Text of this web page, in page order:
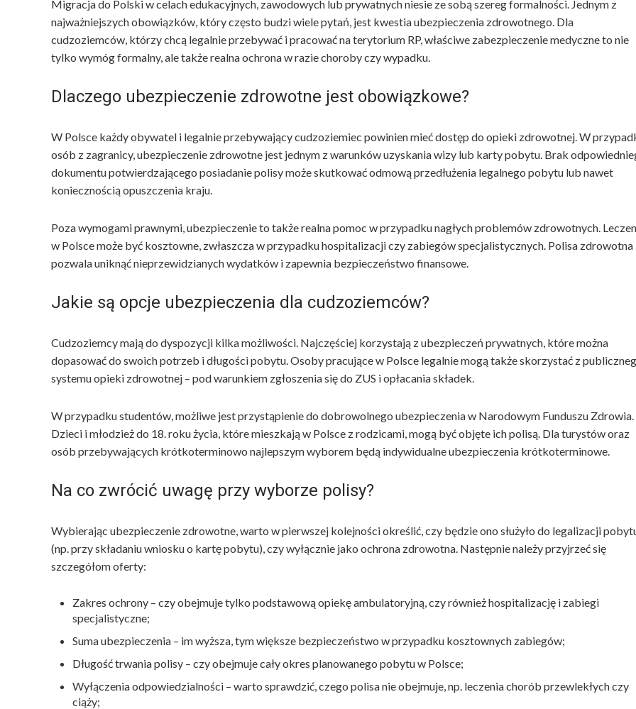
Migracja do Polski w celach edukacyjnych, zawodowych lub prywatnych niesie ze sobą szereg formalności. Jednym z
najważniejszych obowiązków, który często budzi wiele pytań, jest kwestia ubezpieczenia zdrowotnego. Dla
cudzoziemców, którzy chcą legalnie przebywać i pracować na terytorium RP, właściwe zabezpieczenie medyczne to nie
tylko wymóg formalny, ale także realna ochrona w razie choroby czy wypadku.
Dlaczego ubezpieczenie zdrowotne jest obowiązkowe?
W Polsce każdy obywatel i legalnie przebywający cudzoziemiec powinien mieć dostęp do opieki zdrowotnej. W
osób z zagranicy, ubezpieczenie zdrowotne jest jednym z warunków uzyskania wizy lub karty pobytu. Brak
dokumentu potwierdzającego posiadanie polisy może skutkować odmową przedłużenia legalnego pobytu lub nawet
koniecznością opuszczenia kraju.
Poza wymogami prawnymi, ubezpieczenie to także realna pomoc w przypadku nagłych problemów zdrowotnych.
w Polsce może być kosztowne, zwłaszcza w przypadku hospitalizacji czy zabiegów specjalistycznych. Polisa zdrowotna
pozwala uniknąć nieprzewidzianych wydatków i zapewnia bezpieczeństwo finansowe.
Jakie są opcje ubezpieczenia dla cudzoziemców?
Cudzoziemcy mają do dyspozycji kilka możliwości. Najczęściej korzystają z ubezpieczeń prywatnych, które można
dopasować do swoich potrzeb i długości pobytu. Osoby pracujące w Polsce legalnie mogą także skorzystać z
systemu opieki zdrowotnej – pod warunkiem zgłoszenia się do ZUS i opłacania składek.
W przypadku studentów, możliwe jest przystąpienie do dobrowolnego ubezpieczenia w Narodowym Funduszu Zdrowia.
Dzieci i młodzież do 18. roku życia, które mieszkają w Polsce z rodzicami, mogą być objęte ich polisą. Dla turystów oraz
osób przebywających krótkoterminowo najlepszym wyborem będą indywidualne ubezpieczenia krótkoterminowe.
Na co zwrócić uwagę przy wyborze polisy?
Wybierając ubezpieczenie zdrowotne, warto w pierwszej kolejności określić, czy będzie ono służyło do legalizacji
(np. przy składaniu wniosku o kartę pobytu), czy wyłącznie jako ochrona zdrowotna. Następnie należy przyjrzeć się
szczegółom oferty:
Zakres ochrony – czy obejmuje tylko podstawową opiekę ambulatoryjną, czy również hospitalizację i zabiegi
specjalistyczne;
Suma ubezpieczenia – im wyższa, tym większe bezpieczeństwo w przypadku kosztownych zabiegów;
Długość trwania polisy – czy obejmuje cały okres planowanego pobytu w Polsce;
Wyłączenia odpowiedzialności – warto sprawdzić, czego polisa nie obejmuje, np. leczenia chorób przewlekłych czy
ciąży;